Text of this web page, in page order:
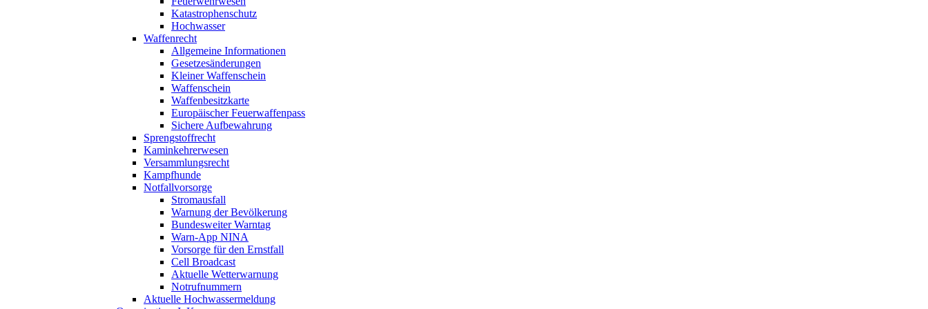
Katastrophenschutz
Hochwasser
Waffenrecht
Allgemeine Informationen
Gesetzesänderungen
Kleiner Waffenschein
Waffenschein
Waffenbesitzkarte
Europäischer Feuerwaffenpass
Sichere Aufbewahrung
Sprengstoffrecht
Kaminkehrerwesen
Versammlungsrecht
Kampfhunde
Notfallvorsorge
Stromausfall
Warnung der Bevölkerung
Bundesweiter Warntag
Warn-App NINA
Vorsorge für den Ernstfall
Cell Broadcast
Aktuelle Wetterwarnung
Notrufnummern
Aktuelle Hochwassermeldung